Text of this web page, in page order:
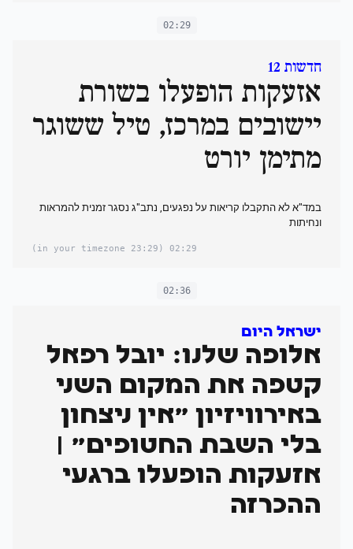
02:29
חדשות 12
אזעקות הופעלו בשורת
יישובים במרכז, טיל ששוגר
מתימן יורט
במד"א לא התקבלו קריאות על נפגעים, נתב"ג נסגר זמנית להמראות
ונחיתות
02:29
(23:29 in your timezone)
02:36
ישראל היום
אלופה שלנו: יובל רפאל
קטפה את המקום השני
באירוויזיון "אין ניצחון
בלי השבת החטופים" |
אזעקות הופעלו ברגעי
ההכרזה